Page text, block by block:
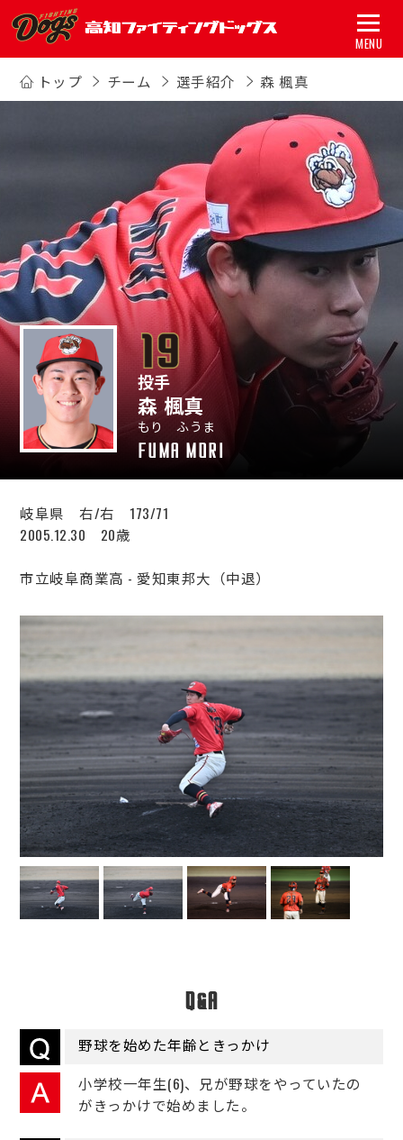
トップ チーム 選手紹介 森 楓真
投手
森 楓真
もり ふうま
FUMA MORI
岐阜県 右/右 173/71
2005.12.30 20歳
市立岐阜商業高 - 愛知東邦大（中退）
Q&A
野球を始めた年齢ときっかけ
小学校一年生(6)、兄が野球をやっていたの
がきっかけで始めました。
MENU
トップ
グッズ
スポンサー
アカデミー
初心者ガイド
新着情報
運営会社